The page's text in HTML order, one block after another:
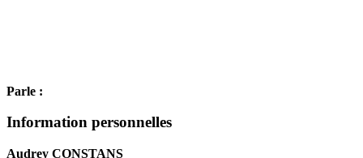
Parle :
Information personnelles
Audrey CONSTANS